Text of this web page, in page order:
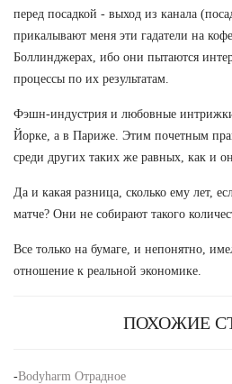
перед посадкой - выход из канала
прикалывают меня эти гадатели на
Боллинджерах, ибо они пытаются
процессы по их результатам.
Фэшн-индустрия и любовные
Йорке, а в Париже. Этим почетным
среди других таких же равных, как и
Да и какая разница, сколько ему лет,
матче? Они не собирают такого
Все только на бумаге, и непонятно,
отношение к реальной экономике.
ПОХОЖИЕ
-Bodyharm Отрадное